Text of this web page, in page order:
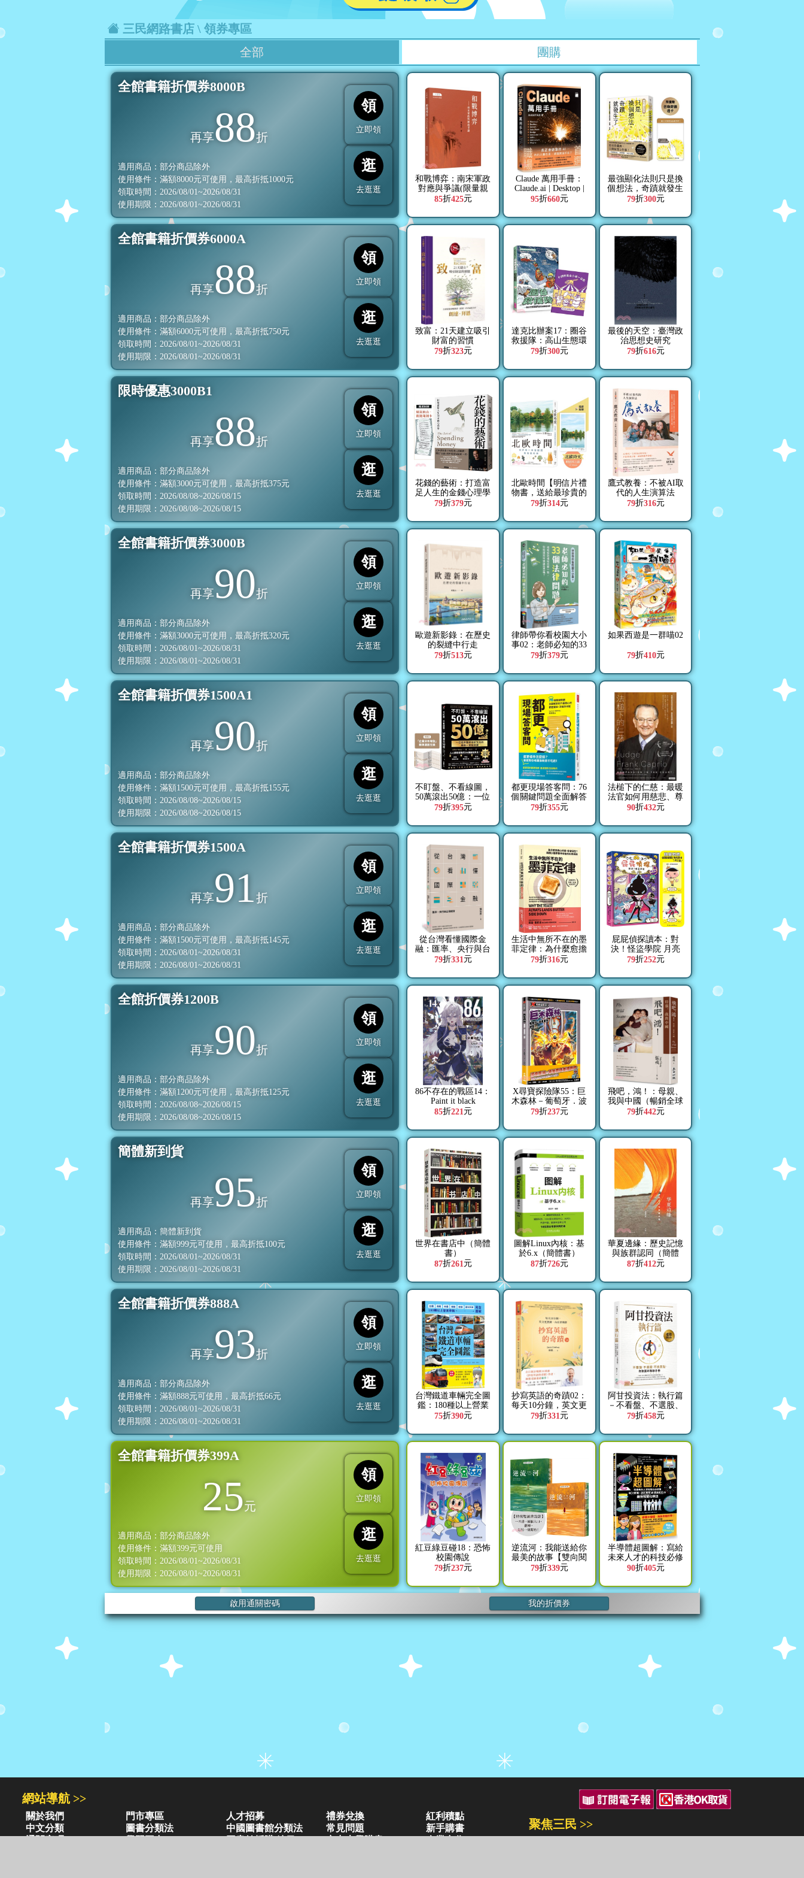
三民網路書店\ 領券專區
全部
團購
全館書籍折價券8000B
再享88折
適用商品：部分商品除外
使用條件：滿額8000元可使用，最高折抵1000元
領取時間：2026/08/01~2026/08/31
使用期限：2026/08/01~2026/08/31
領
立即領
逛
去逛逛
和戰博弈：南宋軍政
對應與爭議(限量親
簽版)
85折425元
Claude 萬用手冊：
Claude.ai | Desktop |
Cowork | Code Mode |
Use | Skills |
Connectors | Plugins
95折660元
最強顯化法則只是換
個想法，奇蹟就發生
了：讓內在頻率與夢
直來【限量附「召喚
奇蹟透卡」】
79折300元
全館書籍折價券6000A
再享88折
適用商品：部分商品除外
使用條件：滿額6000元可使用，最高折抵750元
領取時間：2026/08/01~2026/08/31
使用期限：2026/08/01~2026/08/31
領
立即領
逛
去逛逛
致富：21天建立吸引
財富的習慣
79折323元
達克比辦案17：圈谷
救援隊：高山生態環
境與臺灣山脈的特色
79折300元
最後的天空：臺灣政
治思想史研究
79折616元
限時優惠3000B1
再享88折
適用商品：部分商品除外
使用條件：滿額3000元可使用，最高折抵375元
領取時間：2026/08/08~2026/08/15
使用期限：2026/08/08~2026/08/15
領
立即領
逛
去逛逛
花錢的藝術：打造富
足人生的金錢心理學
【附贈財富自由．實
79折379元
北歐時間【明信片禮
物書，送給最珍貴的
你】：世界第一幸福
79折314元
鷹式教養：不被AI取
代的人生演算法
79折316元
全館書籍折價券3000B
再享90折
適用商品：部分商品除外
使用條件：滿額3000元可使用，最高折抵320元
領取時間：2026/08/01~2026/08/31
使用期限：2026/08/01~2026/08/31
領
立即領
逛
去逛逛
歐遊新影錄：在歷史
的裂縫中行走
79折513元
律師帶你看校園大小
事02：老師必知的33
個法律問題
79折379元
如果西遊是一群喵02
79折410元
全館書籍折價券1500A1
再享90折
適用商品：部分商品除外
使用條件：滿額1500元可使用，最高折抵155元
領取時間：2026/08/08~2026/08/15
使用期限：2026/08/08~2026/08/15
領
立即領
逛
去逛逛
不盯盤、不看線圖，
50萬滾出50億：一位
癌末醫師寫給女兒的
書送「企業分析報
告」精準選股拉頁】
79折395元
都更現場答客問：76
個關鍵問題全面解答
住戶最關心的都更權
79折355元
法槌下的仁慈：最暖
法官如何用慈悲、尊
重與理解扭轉人生
90折432元
全館書籍折價券1500A
再享91折
適用商品：部分商品除外
使用條件：滿額1500元可使用，最高折抵145元
領取時間：2026/08/01~2026/08/31
使用期限：2026/08/01~2026/08/31
領
立即領
逛
去逛逛
從台灣看懂國際金
融：匯率、央行與台
灣經濟
79折331元
生活中無所不在的墨
菲定律：為什麼愈擔
心的事，愈會發生？
的科學真相
79折316元
屁屁偵探讀本：對
決！怪盜學院 月亮
篇【限量特贈《屁屁
款)】
79折252元
全館折價券1200B
再享90折
適用商品：部分商品除外
使用條件：滿額1200元可使用，最高折抵125元
領取時間：2026/08/08~2026/08/15
使用期限：2026/08/08~2026/08/15
領
立即領
逛
去逛逛
86不存在的戰區14：
Paint it black
85折221元
X尋寶探險隊55：巨
木森林－葡萄牙．波
東家族．祕寶
79折237元
飛吧，鴻！：母親、
我與中國（暢銷全球
逾1500萬冊《鴻》最
79折442元
簡體新到貨
再享95折
適用商品：簡體新到貨
使用條件：滿額999元可使用，最高折抵100元
領取時間：2026/08/01~2026/08/31
使用期限：2026/08/01~2026/08/31
領
立即領
逛
去逛逛
世界在書店中（簡體
書）
87折261元
圖解Linux內核：基
於6.x（簡體書）
87折726元
華夏邊緣：歷史記憶
與族群認同（簡體
書）
87折412元
全館書籍折價券888A
再享93折
適用商品：部分商品除外
使用條件：滿額888元可使用，最高折抵66元
領取時間：2026/08/01~2026/08/31
使用期限：2026/08/01~2026/08/31
領
立即領
逛
去逛逛
台灣鐵道車輛完全圖
鑑：180種以上營業
車輛詳盡介紹
75折390元
抄寫英語的奇蹟02：
每天10分鐘，英文更
熟練、內在更強韌
79折331元
阿甘投資法：執行篇
－不看盤、不選股、
不挑買點，你致富的
79折458元
全館書籍折價券399A
25元
適用商品：部分商品除外
使用條件：滿額399元可使用
領取時間：2026/08/01~2026/08/31
使用期限：2026/08/01~2026/08/31
領
立即領
逛
去逛逛
紅豆綠豆碰18：恐怖
校園傳說
79折237元
逆流河：我能送給你
最美的故事【雙向閱
讀‧經典新譯版】
79折339元
半導體超圖解：寫給
未來人才的科技必修
課，從IC原理、晶片
強視覺化解說
90折405元
啟用通關密碼 我的折價券
網站導航 >>
關於我們 門市專區 人才招募 禮券兌換
紅利積點
中文分類
圖書分類法 中國圖書館分類法 常見問題
新手購書
聚焦三民 >>